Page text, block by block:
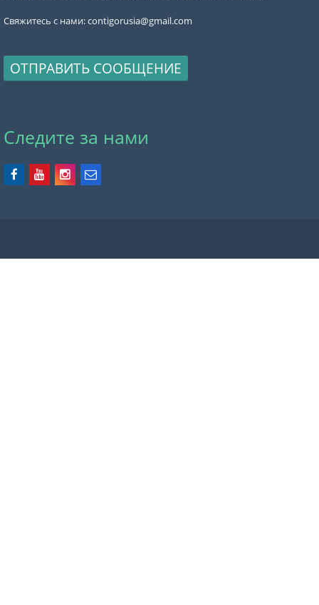
Свяжитесь с нами:contigorusia@gmail.com
ОТПРАВИТЬ СООБЩЕНИЕ
Следите за нами